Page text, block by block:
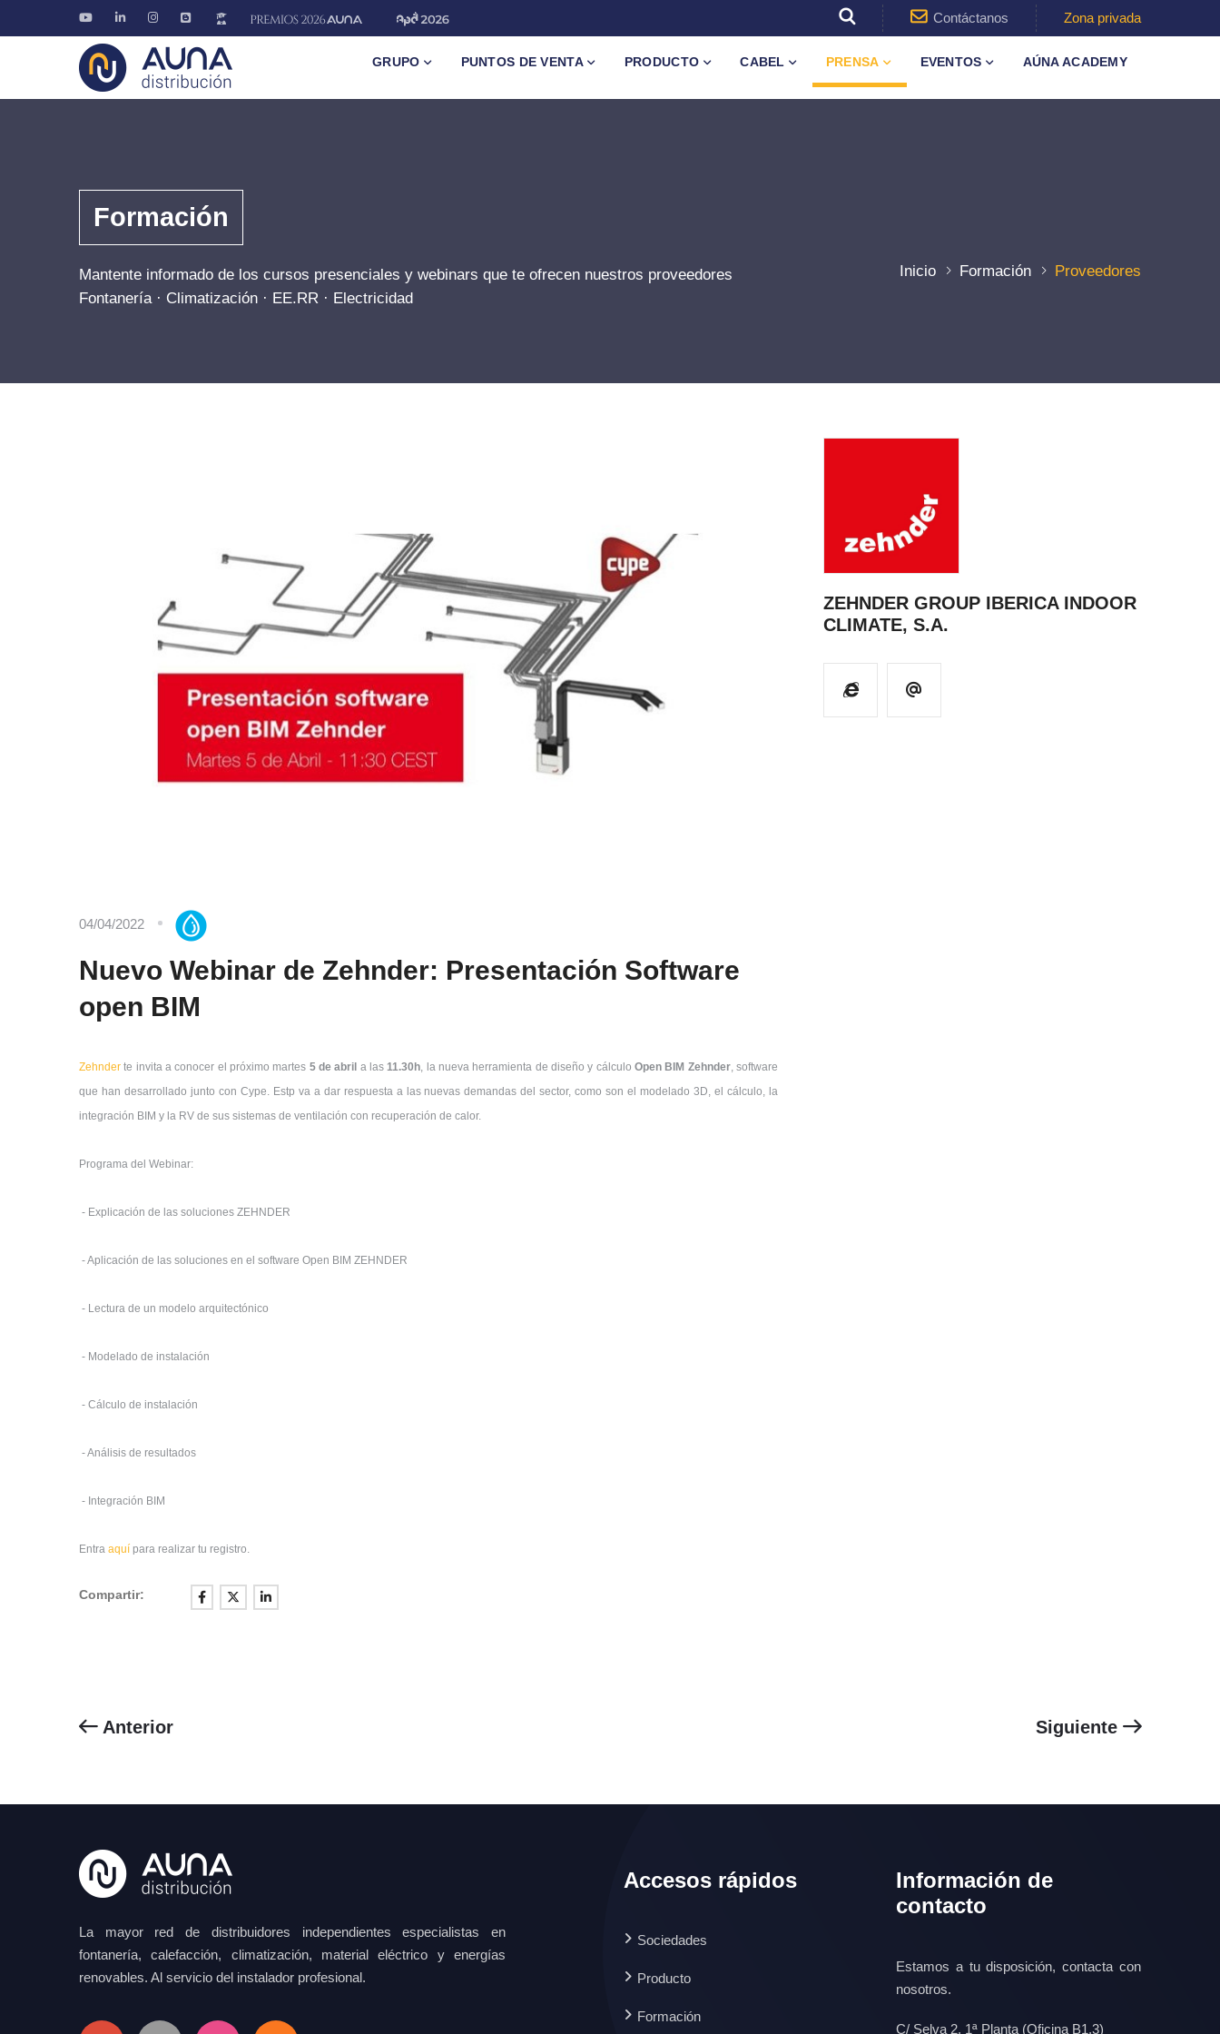
Contáctanos Zona privada
GRUPO PUNTOS DE VENTA PRODUCTO CABEL PRENSA EVENTOS AÚNA ACADEMY
Formación
Mantente informado de los cursos presenciales y webinars que te ofrecen nuestros proveedores
Fontanería · Climatización · EE.RR · Electricidad
Inicio Formación Proveedores
04/04/2022
Nuevo Webinar de Zehnder: Presentación Software
open BIM
Zehnder te invita a conocer el próximo martes 5 de abril a las 11.30h , la nueva herramienta de diseño y cálculoOpen BIM Zehnder, software
que han desarrollado junto con Cype. Estp va a dar respuesta a las nuevas demandas del sector, como son el modelado 3D, el cálculo, la
integración BIM y la RV de sus sistemas de ventilación con recuperación de calor.
Programa del Webinar:
- Explicación de las soluciones ZEHNDER
- Aplicación de las soluciones en el software Open BIM ZEHNDER
- Lectura de un modelo arquitectónico
- Modelado de instalación
- Cálculo de instalación
- Análisis de resultados
- Integración BIM
Entra aquí para realizar tu registro.
Compartir:
ZEHNDER GROUP IBERICA INDOOR
CLIMATE, S.A.
Anterior Siguiente
La mayor red de distribuidores independientes especialistas en
fontanería, calefacción, climatización, material eléctrico y energías
renovables. Al servicio del instalador profesional.
Accesos rápidos
Sociedades
Producto
Formación
Información de
contacto
Estamos a tu disposición, contacta con
nosotros.
C/ Selva 2, 1ª Planta (Oficina B1.3)